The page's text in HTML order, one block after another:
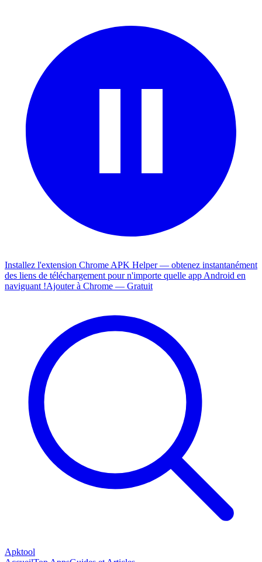
Installez l'extension Chrome APK Helper — obtenez instantanément
des liens de téléchargement pour n'importe quelle app Android en
naviguant !Ajouter à Chrome — Gratuit
Apktool